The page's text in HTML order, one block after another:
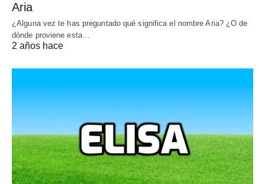
Aria
¿Alguna vez te has preguntado qué significa el nombre Aria? ¿O de
dónde proviene esta…
2 años hace